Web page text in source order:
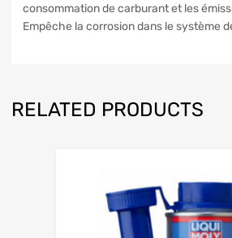
consommation de carburant et les
Empêche la corrosion dans le système
RELATED PRODUCTS